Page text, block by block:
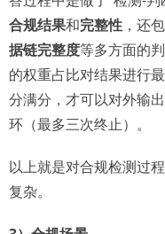
合规结果和完整性 ，还
据链完整度等多方面的
的权重占比对结果进行
分满分，才可以对外输
环（最多三次终止）。
以上就是对合规检测过
复杂。